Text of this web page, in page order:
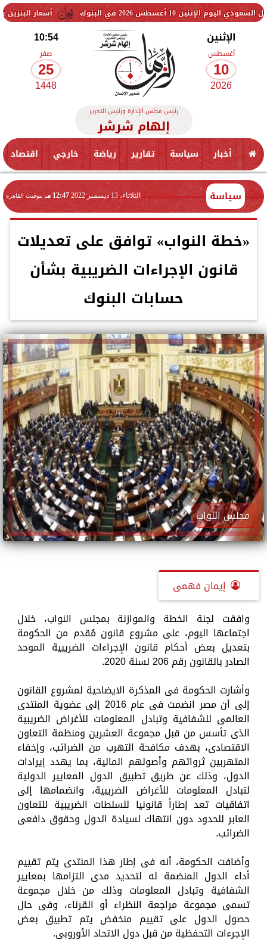
أسعار البنزين والسولار اليوم.. في البنوك
الإثنين
أغسطس
10
2026
10:54
صفر
25
1448
رئيس مجلس الإدارة ورئيس التحرير
إلهام شرشر
أخبار سياسة تقارير رياضة خارجي اقتصاد
سياسة الثلاثاء، 13 ديسمبر 2022 12:47 مـ بتوقيت القاهرة
«خطة النواب» توافق على تعديلات
قانون الإجراءات الضريبية بشأن
حسابات البنوك
مجلس النواب
إيمان فهمى
وافقت لجنة الخطة والموازنة بمجلس النواب، خلال
اجتماعها اليوم، على مشروع قانون مُقدم من الحكومة
بتعديل بعض أحكام قانون الإجراءات الضريبية الموحد
الصادر بالقانون رقم 206 لسنة 2020.
وأشارت الحكومة فى المذكرة الايضاحية لمشروع القانون
إلى أن مصر انضمت فى عام 2016 إلى عضوية المنتدى
العالمى للشفافية وتبادل المعلومات للأغراض الضريبية
الذى تأسس من قبل مجموعة العشرين ومنظمة التعاون
الاقتصادى، بهدف مكافحة التهرب من الضرائب، وإخفاء
المتهربين ثرواتهم وأصولهم المالية، بما يهدد إيرادات
الدول، وذلك عن طريق تطبيق الدول المعايير الدولية
لتبادل المعلومات للأغراض الضريبية، وانضمامها إلى
اتفاقيات تعد إطاراً قانونيا للسلطات الضريبية للتعاون
العابر للحدود دون انتهاك لسيادة الدول وحقوق دافعى
الضرائب.
وأضافت الحكومة، أنه فى إطار هذا المنتدى يتم تقييم
أداء الدول المنضمة له لتحديد مدى التزامها بمعايير
الشفافية وتبادل المعلومات وذلك من خلال مجموعة
تسمى مجموعة مراجعة النظراء أو القرناء، وفى حال
حصول الدول على تقييم منخفض يتم تطبيق بعض
الإجرءات التحفظية من قبل دول الاتحاد الأوروبى.